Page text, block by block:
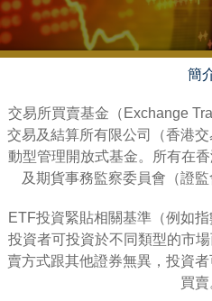
簡
交易所買賣基金（Exchange
交易及結算所有限公司（香港
動型管理開放式基金。所有在
及期貨事務監察委員會（證
ETF投資緊貼相關基準（例如
投資者可投資於不同類型的市
賣方式跟其他證券無異，投資
買賣